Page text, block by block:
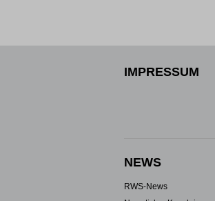
IMPRESSUM
NEWS
RWS-News